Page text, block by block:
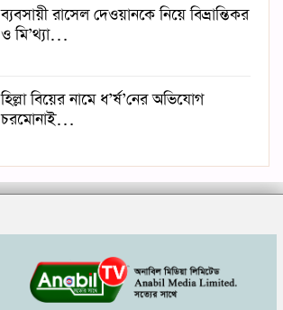
ব্যবসায়ী রাসেল দেওয়ানকে নিয়ে বিভ্রান্তিকর
ও মি’থ্যা…
হিল্লা বিয়ের নামে ধ’র্ষ’নের অভিযোগ
চরমোনাই…